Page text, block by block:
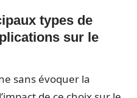
types de
sur le
sans évoquer la